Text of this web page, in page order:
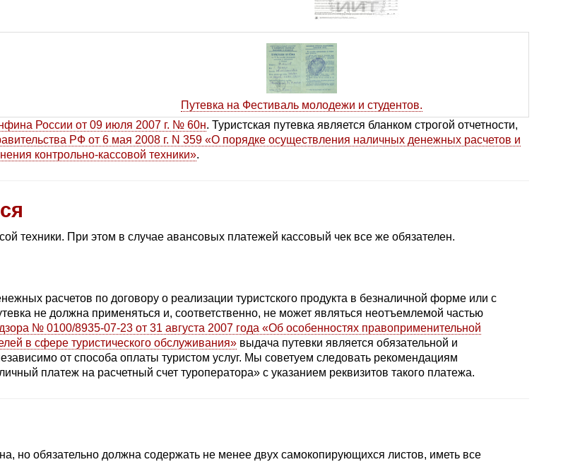
Путевка на Фестиваль молодежи и студентов.
России от 09 июля 2007 г. № 60н. Туристская путевка является бланком строгой отчетности,
РФ от 6 мая 2008 г. N 359 «О порядке осуществления наличных денежных расчетов и
контрольно-кассовой техники».
техники. При этом в случае авансовых платежей кассовый чек все же обязателен.
расчетов по договору о реализации туристского продукта в безналичной форме или с
не должна применяться и, соответственно, не может являться неотъемлемой частью
№ 0100/8935-07-23 от 31 августа 2007 года «Об особенностях правоприменительной
в сфере туристического обслуживания» выдача путевки является обязательной и
от способа оплаты туристом услуг. Мы советуем следовать рекомендациям
платеж на расчетный счет туроператора» с указанием реквизитов такого платежа.
но обязательно должна содержать не менее двух самокопирующихся листов, иметь все